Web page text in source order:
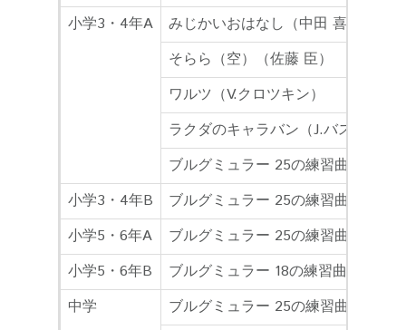
小学3・4年A
みじかいおはなし（中田 喜直）
そらら（空）（佐藤 臣）
ワルツ（V.クロツキン）
ラクダのキャラバン（J.バスティン
ブルグミュラー 25の練習曲 1-8番
小学3・4年B
ブルグミュラー 25の練習曲 9-25番
小学5・6年A
ブルグミュラー 25の練習曲
小学5・6年B
ブルグミュラー 18の練習曲
中学
ブルグミュラー 25の練習曲